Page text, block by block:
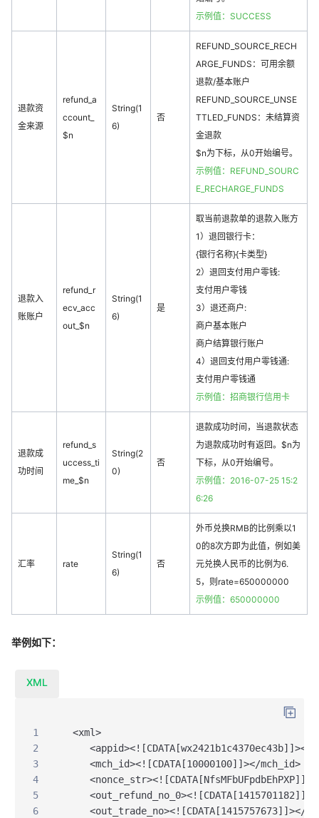
示例值：SUCCESS
退款资
金来源
refund_a
ccount_
$n
String(1
6)
否
REFUND_SOURCE_RECH
ARGE_FUNDS：可用余额
退款/基本账户
REFUND_SOURCE_UNSE
TTLED_FUNDS：未结算资
金退款
$n为下标，从0开始编号。
示例值：REFUND_SOURC
E_RECHARGE_FUNDS
退款入
账账户
refund_r
ecv_acc
out_$n
String(1
6)
是
取当前退款单的退款入账方
1）退回银行卡：
{银行名称}{卡类型}
2）退回支付用户零钱:
支付用户零钱
3）退还商户:
商户基本账户
商户结算银行账户
4）退回支付用户零钱通:
支付用户零钱通
示例值：招商银行信用卡
退款成
功时间
refund_s
uccess_ti
me_$n
String(2
0)
否
退款成功时间，当退款状态
为退款成功时有返回。$n为
下标，从0开始编号。
示例值：2016-07-25 15:2
6:26
汇率 rate
String(1
6)
否
外币兑换RMB的比例乘以1
0的8次方即为此值，例如美
元兑换人民币的比例为6.
5，则rate=650000000
示例值：650000000
举例如下：
XML
1
  <xml>
2
<appid><![CDATA[wx2421b1c4370ec43b]]></
3
     <mch_id><![CDATA[10000100]]></mch_id>
4
5
6
<out_trade_no><![CDATA[1415757673]]></